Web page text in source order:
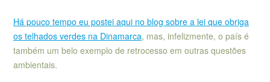
Há pouco tempo eu postei aqui no blog sobre a lei que obriga
os telhados verdes na Dinamarca, mas, infelizmente, o país é
também um belo exemplo de retrocesso em outras questões
ambientais.